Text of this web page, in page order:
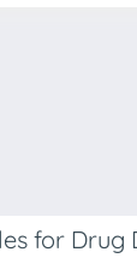
for Drug